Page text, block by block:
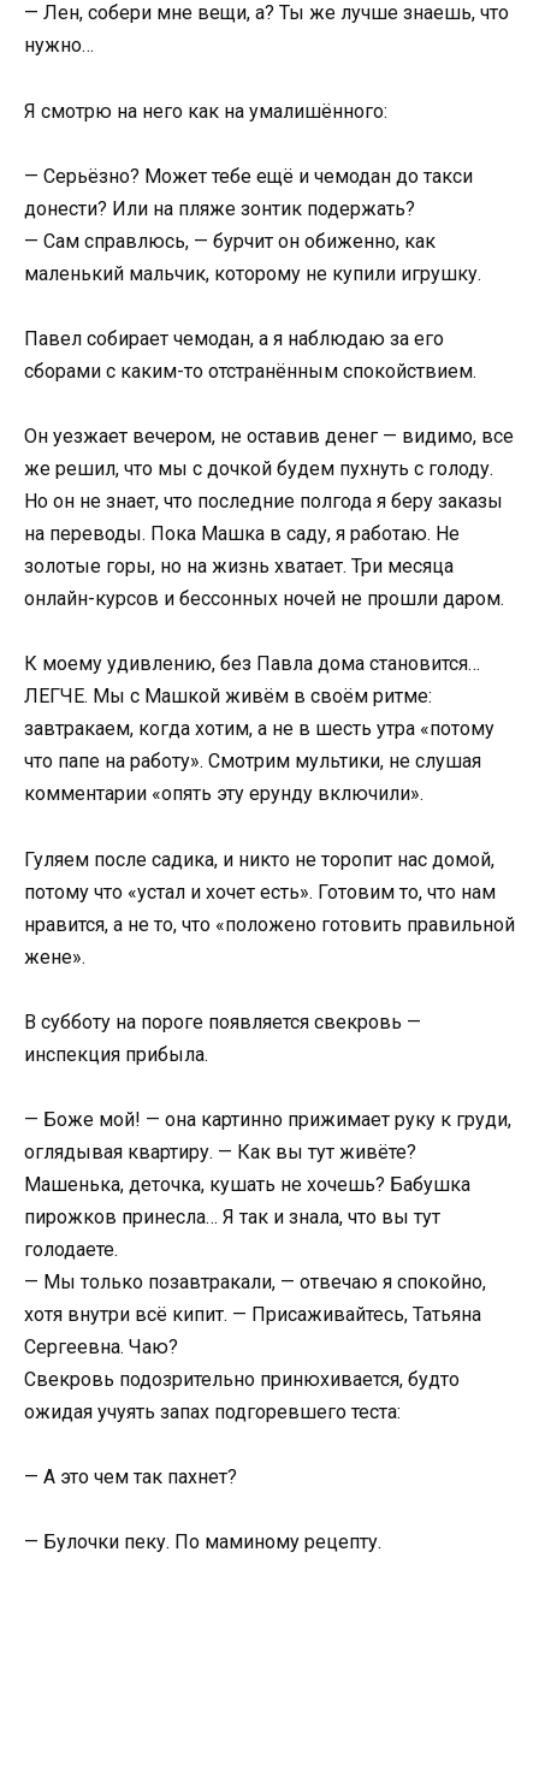
— Лен, собери мне вещи, а? Ты же лучше знаешь, что
нужно…
Я смотрю на него как на умалишённого:
— Серьёзно? Может тебе ещё и чемодан до такси
донести? Или на пляже зонтик подержать?
— Сам справлюсь, — бурчит он обиженно, как
маленький мальчик, которому не купили игрушку.
Павел собирает чемодан, а я наблюдаю за его
сборами с каким-то отстранённым спокойствием.
Он уезжает вечером, не оставив денег — видимо, все
же решил, что мы с дочкой будем пухнуть с голоду.
Но он не знает, что последние полгода я беру заказы
на переводы. Пока Машка в саду, я работаю. Не
золотые горы, но на жизнь хватает. Три месяца
онлайн-курсов и бессонных ночей не прошли даром.
К моему удивлению, без Павла дома становится…
ЛЕГЧЕ. Мы с Машкой живём в своём ритме:
завтракаем, когда хотим, а не в шесть утра «потому
что папе на работу». Смотрим мультики, не слушая
комментарии «опять эту ерунду включили».
Гуляем после садика, и никто не торопит нас домой,
потому что «устал и хочет есть». Готовим то, что нам
нравится, а не то, что «положено готовить правильной
жене».
В субботу на пороге появляется свекровь —
инспекция прибыла.
— Боже мой! — она картинно прижимает руку к груди,
оглядывая квартиру. — Как вы тут живёте?
Машенька, деточка, кушать не хочешь? Бабушка
пирожков принесла… Я так и знала, что вы тут
голодаете.
— Мы только позавтракали, — отвечаю я спокойно,
хотя внутри всё кипит. — Присаживайтесь, Татьяна
Сергеевна. Чаю?
Свекровь подозрительно принюхивается, будто
ожидая учуять запах подгоревшего теста:
— А это чем так пахнет?
— Булочки пеку. По маминому рецепту.